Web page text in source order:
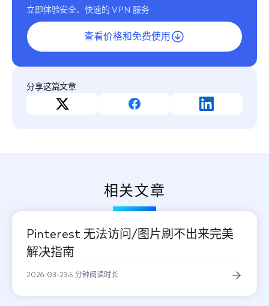
立即体验安全、快速的 VPN 服务
查看价格和免费使用
分享这篇文章
相关文章
设计创意
Pinterest 无法访问/图片刷不出来完美
解决指南
2026-03-23 5 分钟阅读时长